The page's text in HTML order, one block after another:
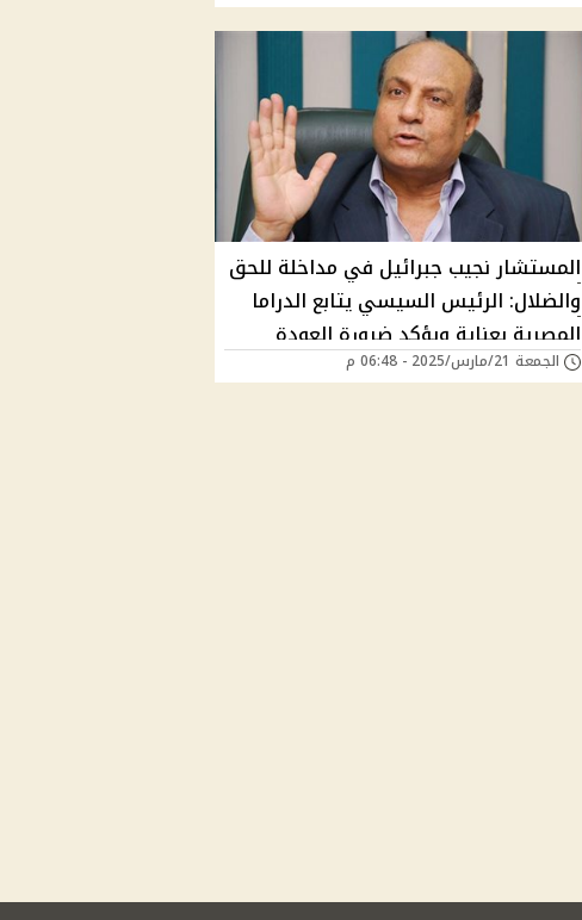
المستشار نجيب جبرائيل في مداخلة للحق
والضلال: الرئيس السيسي يتابع الدراما
المصرية بعناية ويؤكد ضرورة العودة
للقيم الأصيلة في الأعمال الفنية
الجمعة 21/مارس/2025 - 06:48 م